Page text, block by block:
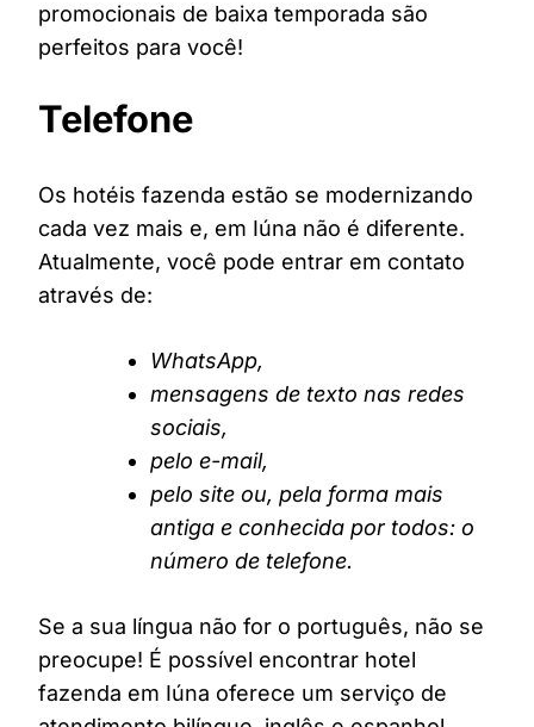
promocionais de baixa temporada são
perfeitos para você!
Telefone
Os hotéis fazenda estão se modernizando
cada vez mais e, em Iúna não é diferente.
Atualmente, você pode entrar em contato
através de:
WhatsApp,
mensagens de texto nas redes
sociais,
pelo e-mail,
pelo site ou, pela forma mais
antiga e conhecida por todos: o
número de telefone.
Se a sua língua não for o português, não se
preocupe! É possível encontrar hotel
fazenda em Iúna oferece um serviço de